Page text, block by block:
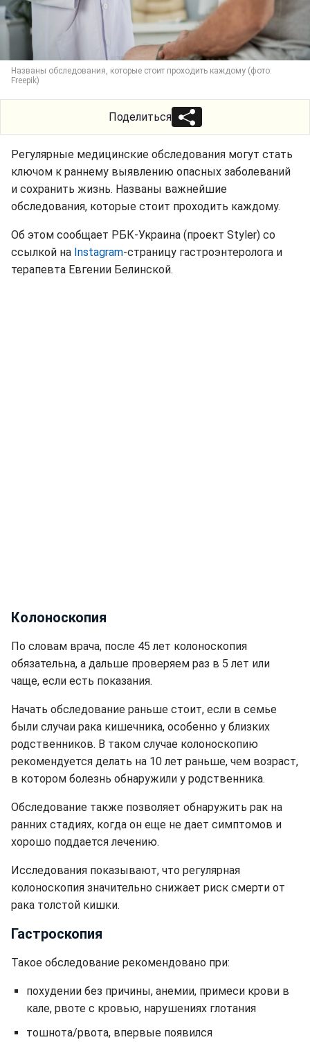
Названы обследования, которые стоит проходить каждому (фото:
Freepik)
Поделиться
Регулярные медицинские обследования могут стать
ключом к раннему выявлению опасных заболеваний
и сохранить жизнь. Названы важнейшие
обследования, которые стоит проходить каждому.
Об этом сообщает РБК-Украина (проект Styler) со
ссылкой на Instagram-страницу гастроэнтеролога и
терапевта Евгении Белинской.
Колоноскопия
По словам врача, после 45 лет колоноскопия
обязательна, а дальше проверяем раз в 5 лет или
чаще, если есть показания.
Начать обследование раньше стоит, если в семье
были случаи рака кишечника, особенно у близких
родственников. В таком случае колоноскопию
рекомендуется делать на 10 лет раньше, чем возраст,
в котором болезнь обнаружили у родственника.
Обследование также позволяет обнаружить рак на
ранних стадиях, когда он еще не дает симптомов и
хорошо поддается лечению.
Исследования показывают, что регулярная
колоноскопия значительно снижает риск смерти от
рака толстой кишки.
Гастроскопия
Такое обследование рекомендовано при:
похудении без причины, анемии, примеси крови в
кале, рвоте с кровью, нарушениях глотания
тошнота/рвота, впервые появился